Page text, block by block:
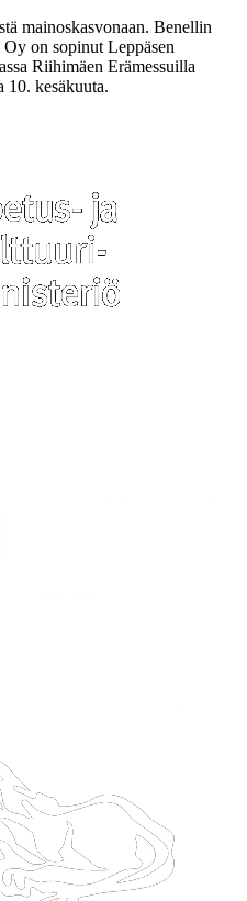
mainoskasvonaan. Benellin
on sopinut Leppäsen
Riihimäen Erämessuilla
10. kesäkuuta.